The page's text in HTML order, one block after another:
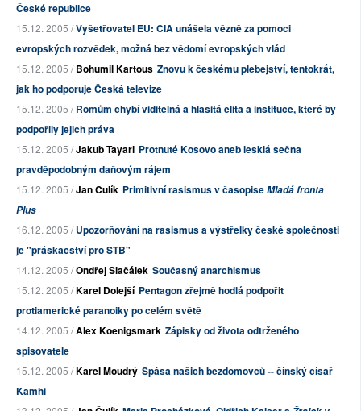
České republice
15.12. 2005 /Vyšetřovatel EU: CIA unášela vězně za pomoci
evropských rozvědek, možná bez vědomí evropských vlád
15.12. 2005 /Bohumil Kartous Znovu k českému plebejství, tentokrát,
jak ho podporuje Česká televize
15.12. 2005 /Romům chybí viditelná a hlasitá elita a instituce, které by
podpořily jejich práva
15.12. 2005 /Jakub Tayari Protnuté Kosovo aneb lesklá sečna
pravděpodobným daňovým rájem
15.12. 2005 /Jan Čulík Primitivní rasismus v časopiseMladá fronta
Plus
16.12. 2005 /Upozorňování na rasismus a výstřelky české společnosti
je "práskačství pro STB"
14.12. 2005 /Ondřej Slačálek Současný anarchismus
15.12. 2005 /Karel Dolejší Pentagon zřejmě hodlá podpořit
protiamerické paranoiky po celém světě
14.12. 2005 /Alex Koenigsmark Zápisky od života odtrženého
spisovatele
15.12. 2005 /Karel Moudrý Spása našich bezdomovců -- čínský císař
Kamhi